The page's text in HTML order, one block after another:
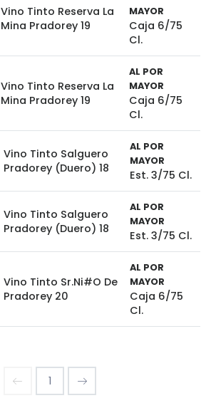
Vino Tinto Reserva La
Mina Pradorey 19
MAYOR
Caja 6/75
Cl.
Vino Tinto Reserva La
Mina Pradorey 19
AL POR
MAYOR
Caja 6/75
Cl.
Vino Tinto Salguero
Pradorey (Duero) 18
AL POR
MAYOR
Est. 3/75 Cl.
Vino Tinto Salguero
Pradorey (Duero) 18
AL POR
MAYOR
Est. 3/75 Cl.
Vino Tinto Sr.Ni#O De
Pradorey 20
AL POR
MAYOR
Caja 6/75
Cl.
1